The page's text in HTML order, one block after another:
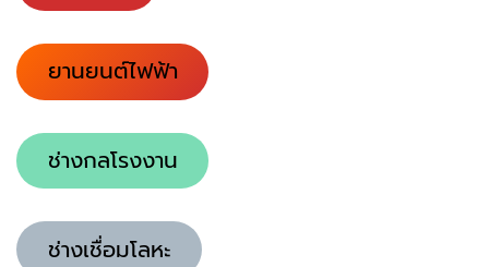
ยานยนต์ไฟฟ้า
ช่างกลโรงงาน
ช่างเชื่อมโลหะ